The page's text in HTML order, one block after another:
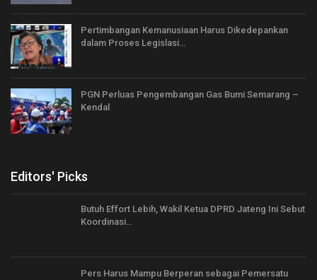
Pertimbangan Kemanusiaan Harus Dikedepankan
dalam Proses Legislasi…
PGN Perluas Pengembangan Gas Bumi Semarang –
Kendal
Editors' Picks
Butuh Effort Lebih, Wakil Ketua DPRD Jateng Ini Sebut
Koordinasi…
Pers Harus Mampu Berperan sebagai Pemersatu